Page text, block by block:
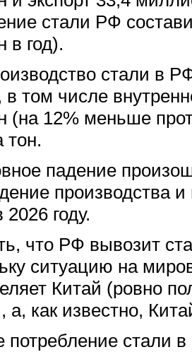
стали РФ
в год).
стали в
том числе
(на 12% меньше
тон.
падение
производства
году.
что РФ вывозит
ситуацию на
Китай (ровно
а, как известно,
потребление стали